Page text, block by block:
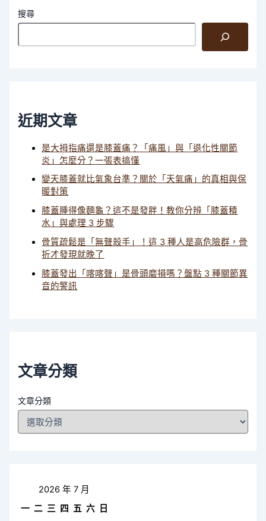
搜尋
近期文章
是大拇指痛還是膝蓋痛？「痛風」與「退化性關節
炎」怎麼分？一張表搞懂
變天膝蓋就比氣象台準？關於「天氣痛」的真相與保
暖對策
膝蓋腫得像麵龜？這不是發胖！教你分辨「膝蓋積
水」與處理 3 步驟
骨質疏鬆是「無聲殺手」！這 3 種人是高危險群，骨
折才發現就晚了
膝蓋發出「喀喀聲」是骨頭磨損嗎？盤點 3 種關節異
音的警訊
文章分類
文章分類
2026 年 7 月
一 二 三 四 五 六
日